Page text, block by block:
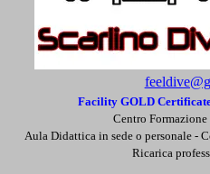
Facility GOLD
Centro
Aula Didattica in sede o personale -
Ricarica